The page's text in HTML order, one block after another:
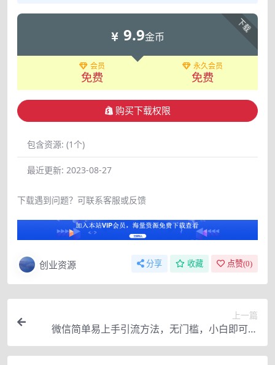
下载
9.9金币
会员
免费
永久会员
免费
购买下载权限
包含资源: (1个)
最近更新: 2023-08-27
下载遇到问题？可联系客服或反馈
创业资源 分享 收藏 点赞(0)
上一篇
微信简单易上手引流方法，无门槛，小白即可操
作，日引流300+【详细玩法教程】